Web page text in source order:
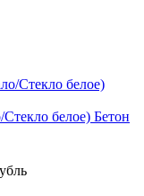
белое) Бетон